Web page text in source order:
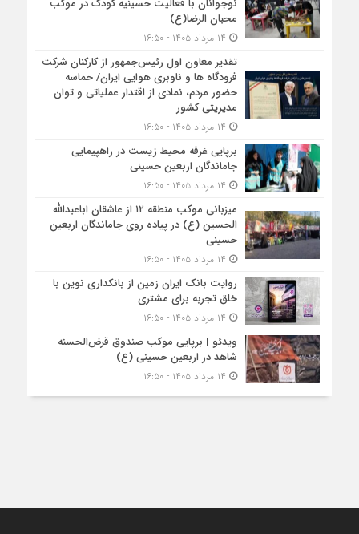
نوجوانان با فعالیت حسینیه کودک در موکب
محبان الرضا(ع)
تقدیر معاون اول رئیس‌جمهور از کارکنان شرکت
فرودگاه ها و ناوبری هوایی ایران/ حماسه
حضور مردم، نمادی از اقتدار عملیاتی و توان
مدیریتی کشور
برپایی غرفه محیط زیست در راهپیمایی
جاماندگان اربعین حسینی
میزبانی موکب منطقه ۱۲ از عاشقان اباعبدالله
الحسین (ع) در پیاده روی جاماندگان اربعین
حسینی
روایت بانک ایران زمین از بانکداری نوین با
خلق تجربه برای مشتری
ویدئو | برپایی موکب صندوق قرض‌الحسنه
شاهد در اربعین حسینی (ع)